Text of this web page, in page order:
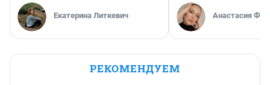
Екатерина Литкевич Анастасия
РЕКОМЕНДУЕМ